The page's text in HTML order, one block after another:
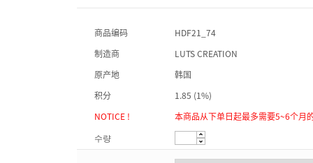
商品编码
HDF21_74
制造商
LUTS CREATION
原产地
韩国
积分
1.85 (1%)
NOTICE !
本商品从下单日起最多需要5~6个月
수량